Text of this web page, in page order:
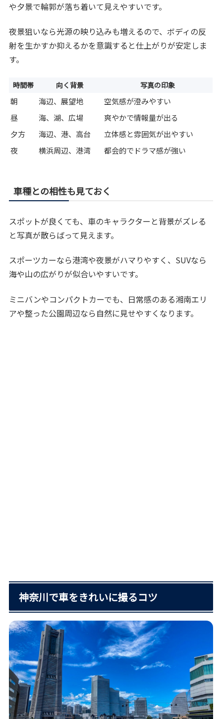
や夕景で輪郭が落ち着いて見えやすいです。
夜景狙いなら光源の映り込みも増えるので、ボディの反
射を生かすか抑えるかを意識すると仕上がりが安定しま
す。
時間帯 向く背景 写真の印象
朝 海辺、展望地
空気感が澄みやすい
昼
海、湖、広場
爽やかで情報量が出る
夕方
海辺、港、高台
立体感と雰囲気が出やすい
夜
横浜周辺、港湾 都会的でドラマ感が強い
車種との相性も見ておく
スポットが良くても、車のキャラクターと背景がズレる
と写真が散らばって見えます。
スポーツカーなら港湾や夜景がハマりやすく、SUVなら
海や山の広がりが似合いやすいです。
ミニバンやコンパクトカーでも、日常感のある湘南エリ
アや整った公園周辺なら自然に見せやすくなります。
神奈川で車をきれいに撮るコツ